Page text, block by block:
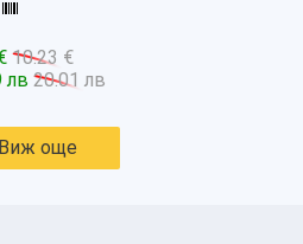
10.23 €
лв 20.01 лв
Виж още